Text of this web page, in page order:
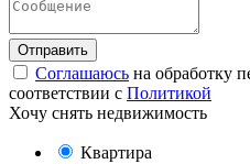
Соглашаюсь на обработку
соответствии с Политикой
Хочу снять недвижимость
Квартира